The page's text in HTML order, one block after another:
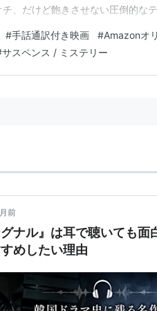
チ、だけど飽きさせない圧倒的な
・ブラック（『アイアンマ…
#手話通訳付き映画 #Amazonオ
サスペンス / ミステリー
前
ナル』は耳で聴いても
めしたい理由